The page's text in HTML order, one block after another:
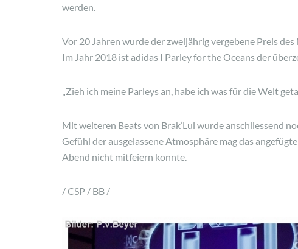
werden.
Vor 20 Jahren wurde der zweijährig vergebene Preis
Im Jahr 2018 ist adidas I Parley for the Oceans der
„Zieh ich meine Parleys an, habe ich was für die Welt
Mit weiteren Beats von Brak‘Lul wurde anschliessend
Gefühl der ausgelassene Atmosphäre mag das
Abend nicht mitfeiern konnte.
/ CSP / BB /